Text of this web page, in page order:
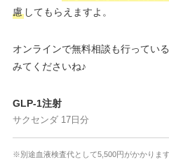
慮してもらえますよ。
オンラインで無料相談も行ってい
みてくださいね♪
GLP-1注射
サクセンダ 17日分
※別途血液検査代として5,500円がかかります